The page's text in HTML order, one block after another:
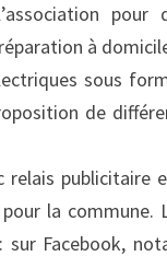
pour
à
sous
de
relais
la
sur Facebook,